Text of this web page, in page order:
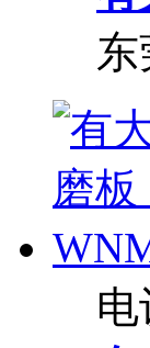
电